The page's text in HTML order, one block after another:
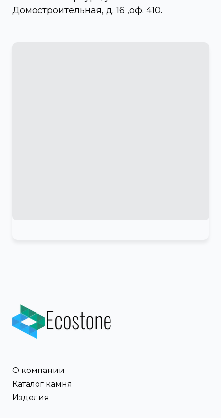
Домостроительная, д. 16 ,оф. 410.
О компании
Каталог камня
Изделия